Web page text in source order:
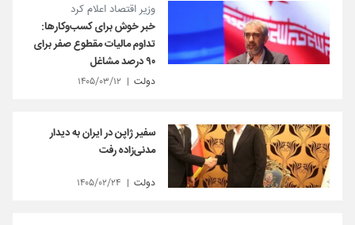
وزیر اقتصاد اعلام کرد
خبر خوش برای کسب‌وکارها:
تداوم مالیات مقطوع صفر برای
۹۰ درصد مشاغل
دولت ۱۴۰۵/۰۳/۱۲
سفیر ژاپن در ایران به دیدار
مدنی‌زاده رفت
دولت ۱۴۰۵/۰۲/۲۴